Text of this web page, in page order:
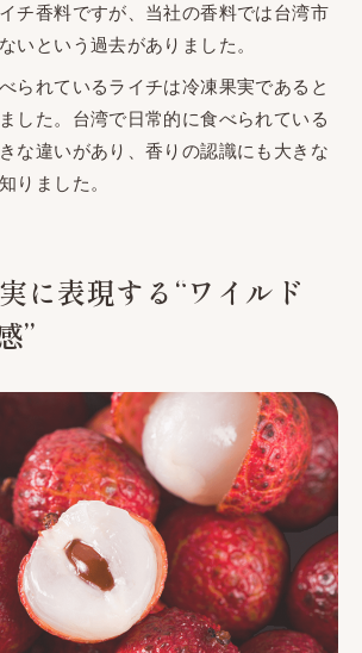
チ香料ですが、当社の香料では台湾市
いという過去がありました。
られているライチは冷凍果実であると
した。台湾で日常的に食べられている
な違いがあり、香りの認識にも大きな
りました。
に表現する“ワイルド
”